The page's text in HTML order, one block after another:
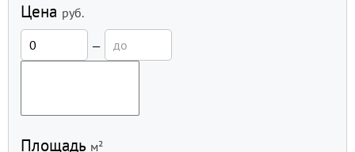
Цена руб.
—
Площадь м²